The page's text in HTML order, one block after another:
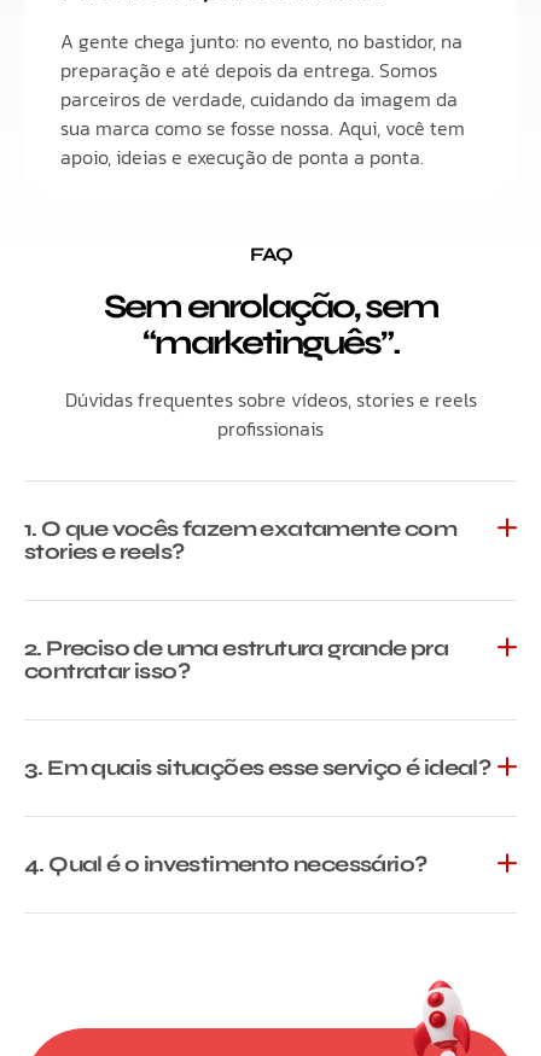
A gente chega junto: no evento, no bastidor, na
preparação e até depois da entrega. Somos
parceiros de verdade, cuidando da imagem da
sua marca como se fosse nossa. Aqui, você tem
apoio, ideias e execução de ponta a ponta.
FAQ
Sem enrolação, sem
“marketinguês”.
Dúvidas frequentes sobre vídeos, stories e reels
profissionais
1. O que vocês fazem exatamente com
stories e reels?
2. Preciso de uma estrutura grande pra
contratar isso?
3. Em quais situações esse serviço é ideal?
4. Qual é o investimento necessário?